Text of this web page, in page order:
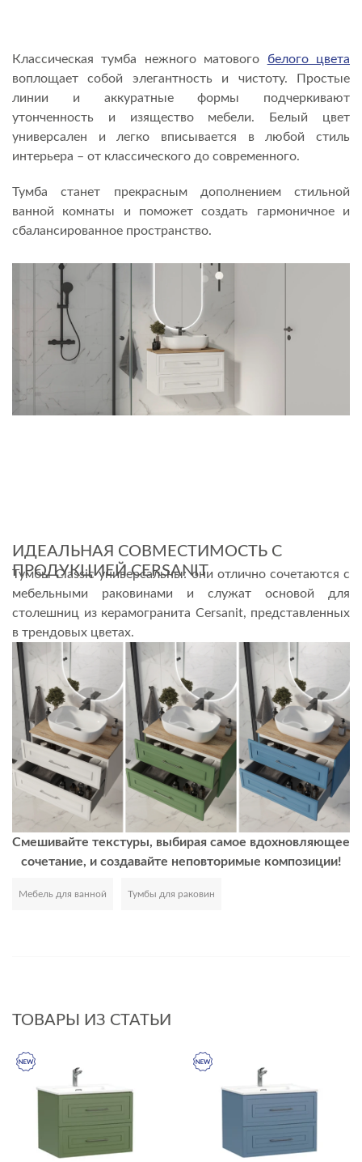
Классическая тумба нежного матового белого цвета
воплощает собой элегантность и чистоту. Простые
линии и аккуратные формы подчеркивают
утонченность и изящество мебели. Белый цвет
универсален и легко вписывается в любой стиль
интерьера – от классического до современного.
Тумба станет прекрасным дополнением стильной
ванной комнаты и поможет создать гармоничное и
сбалансированное пространство.
ИДЕАЛЬНАЯ СОВМЕСТИМОСТЬ С
ПРОДУКЦИЕЙ CERSANIT
Тумбы Classic универсальны: они отлично сочетаются с
мебельными раковинами и служат основой для
столешниц из керамогранита Cersanit, представленных
в трендовых цветах.
Смешивайте текстуры, выбирая самое вдохновляющее
сочетание, и создавайте неповторимые композиции!
Мебель для ванной Тумбы для раковин
ТОВАРЫ ИЗ СТАТЬИ